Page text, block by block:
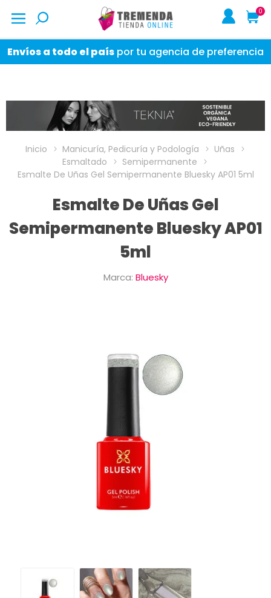
0
Envíos a todo el país por tu agencia de preferencia
Inicio Manicuría, Pedicuría y Podología
Uñas
Esmaltado
Semipermanente
Esmalte De Uñas Gel Semipermanente Bluesky AP01 5ml
Esmalte De Uñas Gel
Semipermanente Bluesky AP01
5ml
Marca: Bluesky